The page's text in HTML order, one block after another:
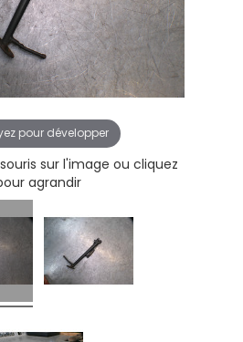
pour développer
sur l'image ou cliquez
agrandir